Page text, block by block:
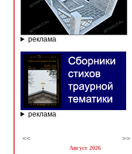
реклама
реклама
<< >>
Август 2026